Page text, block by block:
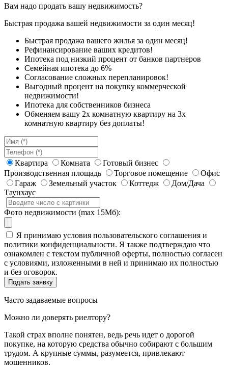
Вам надо продать вашу недвижимость?
Быстрая продажа вашей недвижимости за один месяц!
Быстрая продажа вашего жилья за один месяц!
Рефинансирование ваших кредитов!
Ипотека под низкий процент от банков партнеров
Семейная ипотека до 6%
Согласование сложных перепланировок!
Выгодный процент на покупку коммерческой
недвижимости!
Ипотека для собственников бизнеса
Обменяем вашу 2х комнатную квартиру на 3х
комнатную квартиру без доплаты!
Квартира Комната
Готовый бизнес
Производственная площадь
Торговое помещение
Офис
Гараж
Земельный участок Коттедж
Дом/Дача
Таунхаус
Фото недвижимости (max 15Мб):
Я принимаю условия пользовательского соглашения и
политики конфиденциальности. Я также подтверждаю что
ознакомлен с текстом публичной оферты, полностью согласен
с условиями, изложенными в ней и принимаю их полностью
и без оговорок.
Часто задаваемые вопросы
Можно ли доверять риелтору?
Такой страх вполне понятен, ведь речь идет о дорогой
покупке, на которую средства обычно собирают с большим
трудом. А крупные суммы, разумеется, привлекают
мошенников.